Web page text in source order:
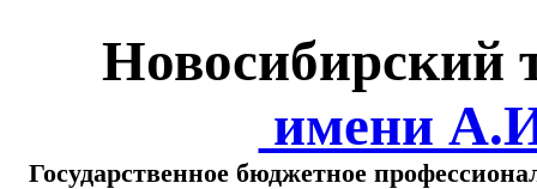
Новосибирский
имени
Государственное бюджетное